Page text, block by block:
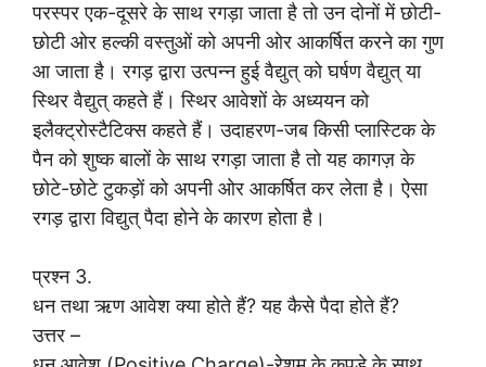
परस्पर एक-दूसरे के साथ रगड़ा जाता है तो उन दोनों में छोटी-
छोटी ओर हल्की वस्तुओं को अपनी ओर आकर्षित करने का गुण
आ जाता है। रगड़ द्वारा उत्पन्न हुई वैद्युत् को घर्षण वैद्युत् या
स्थिर वैद्युत् कहते हैं। स्थिर आवेशों के अध्ययन को
इलैक्ट्रोस्टैटिक्स कहते हैं। उदाहरण-जब किसी प्लास्टिक के
पैन को शुष्क बालों के साथ रगड़ा जाता है तो यह कागज़ के
छोटे-छोटे टुकड़ों को अपनी ओर आकर्षित कर लेता है। ऐसा
रगड़ द्वारा विद्युत् पैदा होने के कारण होता है।
प्रश्न 3.
धन तथा ऋण आवेश क्या होते हैं? यह कैसे पैदा होते हैं?
उत्तर –